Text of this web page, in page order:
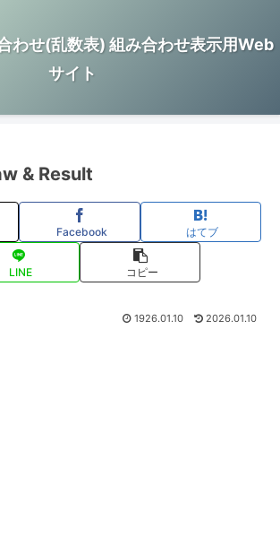
わせ(乱数表) 組み合わせ表示用Web
サイト
& Result
Facebook はてブ
LINE コピー
1926.01.10 2026.01.10